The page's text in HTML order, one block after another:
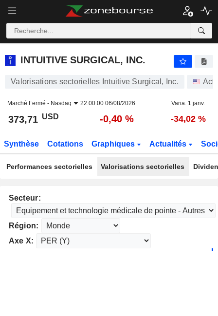
INTUITIVE SURGICAL, INC.
INTUITIVE SURGICAL, INC.
Valorisations sectorielles Intuitive Surgical, Inc.
Marché Fermé - Nasdaq 22:00:00 06/08/2026 Varia. 1 janv.
373,71 USD -0,40 % -34,02 %
Synthèse Cotations Graphiques Actualités
Performances sectorielles Valorisations sectorielles
Secteur:
Région:
Axe X: